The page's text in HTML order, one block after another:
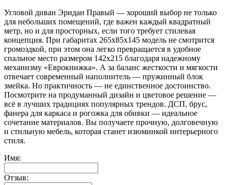
Угловой диван Эридан Правый — хороший выбор не только
для небольших помещений, где важен каждый квадратный
метр, но и для просторных, если того требует стилевая
концепция. При габаритах 265х85х145 модель не смотрится
громоздкой, при этом она легко превращается в удобное
спальное место размером 142х215 благодаря надежному
механизму «Еврокнижка». А за баланс жесткости и мягкости
отвечает современный наполнитель — пружинный блок
змейка. Но практичность — не единственное достоинство.
Посмотрите на продуманный дизайн и цветовое решение —
всё в лучших традициях популярных трендов. ДСП, брус,
фанера для каркаса и рогожка для обивки — идеальное
сочетание материалов. Вы получаете прочную, долговечную
и стильную мебель, которая станет изюминкой интерьерного
стиля.
Имя:
Отзыв: